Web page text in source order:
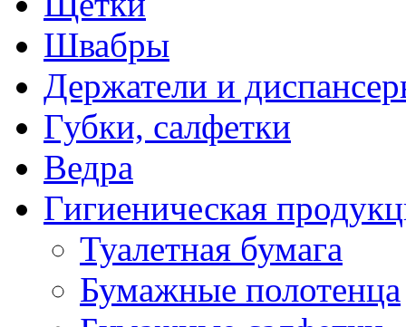
Швабры
Держатели и
Губки, салфетки
Ведра
Гигиеническая
Туалетная бумага
Бумажные полотенца